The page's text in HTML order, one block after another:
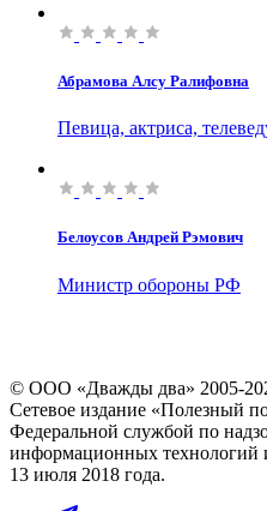
Абрамова Алсу Ралифовна
Певица, актриса,
Белоусов Андрей Рэмович
Министр обороны РФ
© ООО «Дважды два» 2005-
Сетевое издание «Полезный
Федеральной службой по
информационных технологий
13 июля 2018 года.